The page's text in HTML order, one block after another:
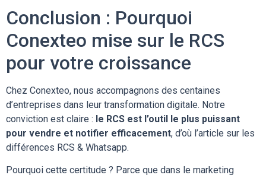
Conclusion : Pourquoi
Conexteo mise sur le RCS
pour votre croissance
Chez Conexteo, nous accompagnons des centaines
d’entreprises dans leur transformation digitale. Notre
conviction est claire : le RCS est l’outil le plus puissant
pour vendre et notifier efficacement, d’où l’article sur les
différences RCS & Whatsapp.
Pourquoi cette certitude ? Parce que dans le marketing